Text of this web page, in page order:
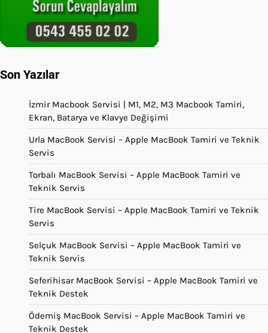
Son Yazılar
İzmir Macbook Servisi | M1, M2, M3 Macbook Tamiri,
Ekran, Batarya ve Klavye Değişimi
Urla MacBook Servisi – Apple MacBook Tamiri ve Teknik
Servis
Torbalı MacBook Servisi – Apple MacBook Tamiri ve
Teknik Servis
Tire MacBook Servisi – Apple MacBook Tamiri ve Teknik
Servis
Selçuk MacBook Servisi – Apple MacBook Tamiri ve
Teknik Servis
Seferihisar MacBook Servisi – Apple MacBook Tamiri ve
Teknik Destek
Ödemiş MacBook Servisi – Apple MacBook Tamiri ve
Teknik Destek